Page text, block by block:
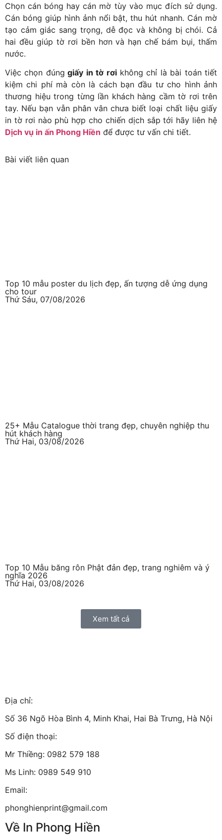
Chọn cán bóng hay cán mờ tùy vào mục đích sử dụng.
Cán bóng giúp hình ảnh nổi bật, thu hút nhanh. Cán mờ
tạo cảm giác sang trọng, dễ đọc và không bị chói. Cả
hai đều giúp tờ rơi bền hơn và hạn chế bám bụi, thấm
nước.
Việc chọn đúng giấy in tờ rơikhông chỉ là bài toán tiết
kiệm chi phí mà còn là cách bạn đầu tư cho hình ảnh
thương hiệu trong từng lần khách hàng cầm tờ rơi trên
tay. Nếu bạn vẫn phân vân chưa biết loại chất liệu giấy
in tờ rơi nào phù hợp cho chiến dịch sắp tới hãy liên hệ
Dịch vụ in ấn Phong Hiền để được tư vấn chi tiết.
Bài viết liên quan
Top 10 mẫu poster du lịch đẹp, ấn tượng dễ ứng dụng
cho tour
Thứ Sáu, 07/08/2026
25+ Mẫu Catalogue thời trang đẹp, chuyên nghiệp thu
hút khách hàng
Thứ Hai, 03/08/2026
Top 10 Mẫu băng rôn Phật đản đẹp, trang nghiêm và ý
nghĩa 2026
Thứ Hai, 03/08/2026
Xem tất cả
Địa chỉ:
Số 36 Ngõ Hòa Bình 4, Minh Khai, Hai Bà Trưng, Hà Nội
Số điện thoại:
Mr Thiềng: 0982 579 188
Ms Linh: 0989 549 910
Email:
phonghienprint@gmail.com
Về In Phong Hiền